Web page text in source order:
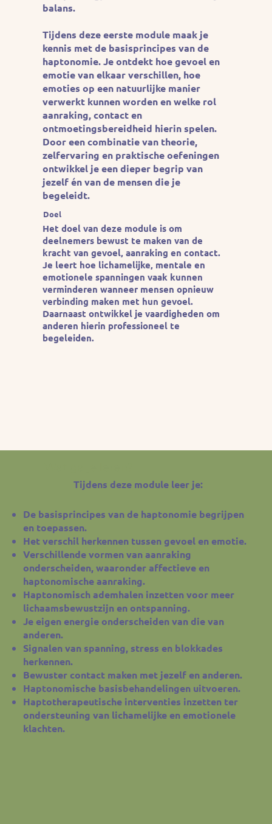
balans.
Tijdens deze eerste module maak je
kennis met de basisprincipes van de
haptonomie. Je ontdekt hoe gevoel en
emotie van elkaar verschillen, hoe
emoties op een natuurlijke manier
verwerkt kunnen worden en welke rol
aanraking, contact en
ontmoetingsbereidheid hierin spelen.
Door een combinatie van theorie,
zelfervaring en praktische oefeningen
ontwikkel je een dieper begrip van
jezelf én van de mensen die je
begeleidt.
Doel
Het doel van deze module is om
deelnemers bewust te maken van de
kracht van gevoel, aanraking en contact.
Je leert hoe lichamelijke, mentale en
emotionele spanningen vaak kunnen
verminderen wanneer mensen opnieuw
verbinding maken met hun gevoel.
Daarnaast ontwikkel je vaardigheden om
anderen hierin professioneel te
begeleiden.
Tijdens deze module leer je:
De basisprincipes van de haptonomie begrijpen
en toepassen.
Het verschil herkennen tussen gevoel en emotie.
Verschillende vormen van aanraking
onderscheiden, waaronder affectieve en
haptonomische aanraking.
Haptonomisch ademhalen inzetten voor meer
lichaamsbewustzijn en ontspanning.
Je eigen energie onderscheiden van die van
anderen.
Signalen van spanning, stress en blokkades
herkennen.
Bewuster contact maken met jezelf en anderen.
Haptonomische basisbehandelingen uitvoeren.
Haptotherapeutische interventies inzetten ter
ondersteuning van lichamelijke en emotionele
klachten.